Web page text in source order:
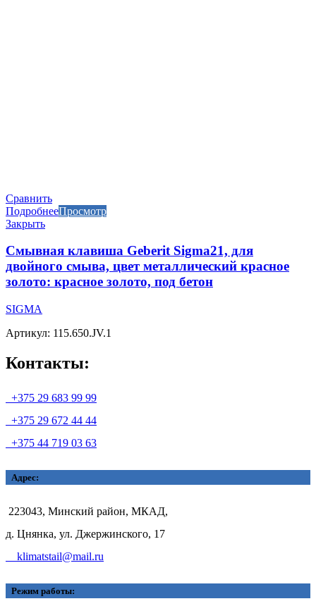
Сравнить
ПодробнееПросмотр
Закрыть
Смывная клавиша Geberit Sigma21, для
двойного смыва, цвет металлический красное
золото: красное золото, под бетон
SIGMA
Артикул: 115.650.JV.1
Контакты:
+375 29 683 99 99
+375 29 672 44 44
+375 44 719 03 63
Адрес:
223043, Минский район, МКАД,
д. Цнянка, ул. Джержинского, 17
klimatstail@mail.ru
Режим работы: